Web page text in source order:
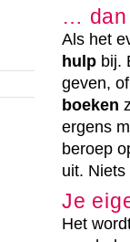
… dan
Als het
hulp bij.
geven,
boeken
ergens
beroep
uit.
Je
Het